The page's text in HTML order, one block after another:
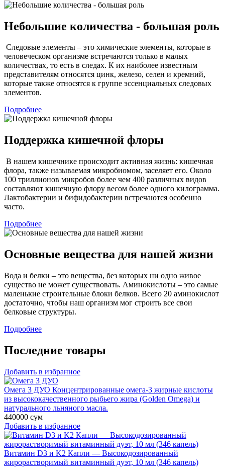
Небольшие количества - большая роль
Следовые элементы – это химические элементы, которые в
человеческом организме встречаются только в малых
количествах, то есть в следах. К их наиболее известным
представителям относятся цинк, железо, селен и кремний,
которые также относятся к группе эссенциальных следовых
элементов.
Подробнее
Поддержка кишечной флоры
В нашем кишечнике происходит активная жизнь: кишечная
флора, также называемая микробиомом, заселяет его. Около
100 триллионов микробов более чем 400 различных видов
составляют кишечную флору весом более одного килограмма.
Лактобактерии и бифидобактерии встречаются особенно
часто.
Подробнее
Основные вещества для нашей жизни
Вода и белки – это вещества, без которых ни одно живое
существо не может существовать. Аминокислоты – это самые
маленькие строительные блоки белков. Всего 20 аминокислот
достаточно, чтобы наш организм мог строить все свои
белковые структуры.
Подробнее
Последние товары
Добавить в избранное
Омега 3 ДУО Концентрированные омега-3 жирные кислоты
из высококачественного рыбьего жира (Golden Omega) и
натурального льняного масла.
440000 сум
Добавить в избранное
Витамин D3 и K2 Капли — Высокодозированный
жирорастворимый витаминный дуэт, 10 мл (346 капель)